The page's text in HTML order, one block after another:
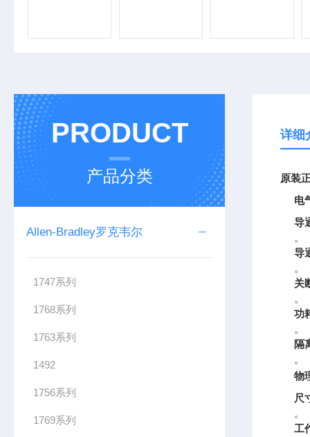
PRODUCT
产品分类
Allen-Bradley罗克韦尔
1747系列
1768系列
1763系列
1492
1756系列
1769系列
详细
原装
电
导
。
导
。
关
。
功
。
隔
。
物
尺
。
工